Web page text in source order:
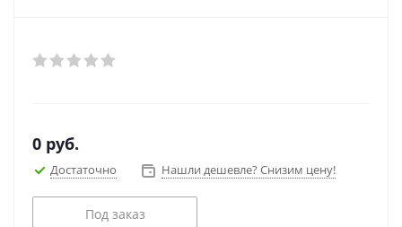
0 руб.
Достаточно Нашли дешевле? Снизим цену!
Под заказ